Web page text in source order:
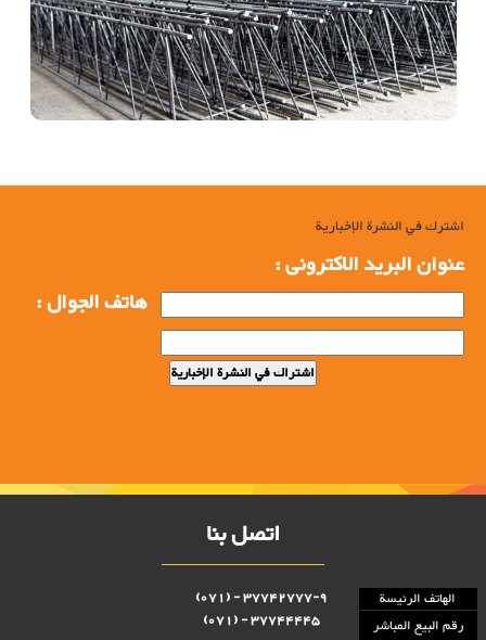
اشترك في النشرة الإخبارية
عنوان البرید الاکترونی :
هاتف الجوال :
اتصل بنا
الهاتف الرئيسة
37742777-9 - (071)
رقم البيع المباشر
37744445 - (071)